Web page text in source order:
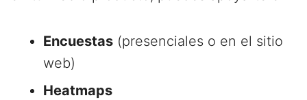
Encuestas (presenciales o en el sitio
web)
Heatmaps